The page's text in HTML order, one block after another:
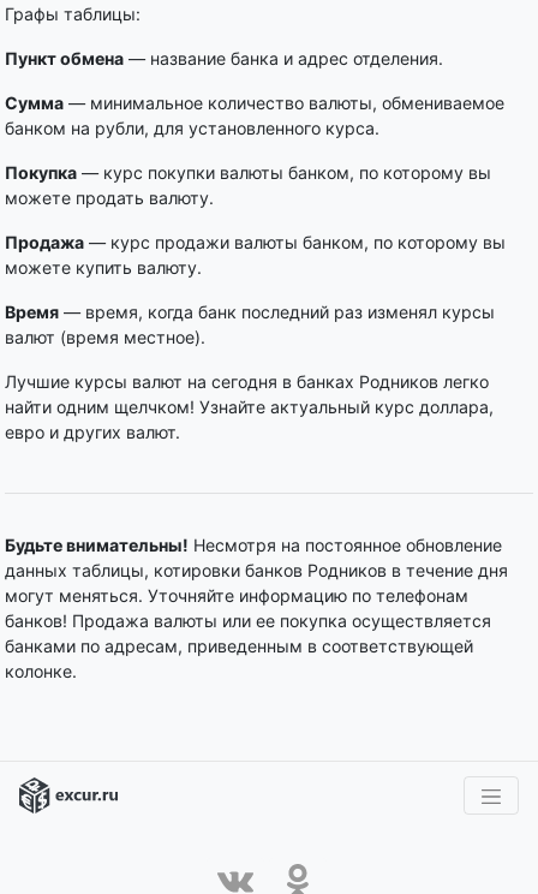
Графы таблицы:
Пункт обмена — название банка и адрес отделения.
Сумма — минимальное количество валюты, обмениваемое
банком на рубли, для установленного курса.
Покупка — курс покупки валюты банком, по которому вы
можете продать валюту.
Продажа — курс продажи валюты банком, по которому вы
можете купить валюту.
Время — время, когда банк последний раз изменял курсы
валют (время местное).
Лучшие курсы валют на сегодня в банках Родников легко
найти одним щелчком! Узнайте актуальный курс доллара,
евро и других валют.
Будьте внимательны! Несмотря на постоянное обновление
данных таблицы, котировки банков Родников в течение дня
могут меняться. Уточняйте информацию по телефонам
банков! Продажа валюты или ее покупка осуществляется
банками по адресам, приведенным в соответствующей
колонке.